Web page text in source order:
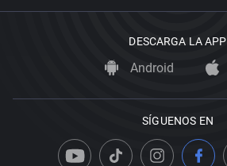
DESCARGA LA APP
Android
SÍGUENOS EN